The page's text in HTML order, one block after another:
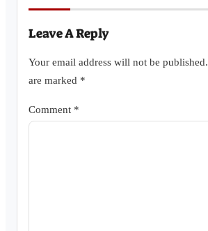
Leave A Reply
Your email address will not be published.
are marked *
Comment *